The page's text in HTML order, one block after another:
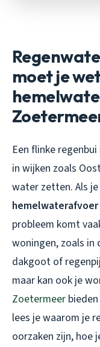
moet je
Een flinke
in wijken zoals
water zetten. Als je
hemelwaterafvoer
probleem komt
woningen, zoals
dakgoot of
maar kan ook je
Zoetermeer
lees je waarom je
oorzaken zijn, hoe